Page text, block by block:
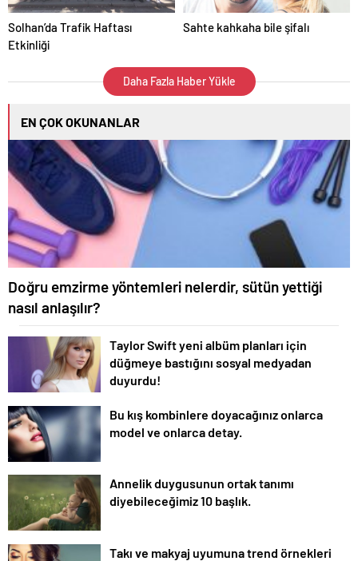
Solhan’da Trafik Haftası
Etkinliği
Sahte kahkaha bile şifalı
Daha Fazla Haber Yükle
EN ÇOK OKUNANLAR
Doğru emzirme yöntemleri nelerdir, sütün yettiği
nasıl anlaşılır?
Taylor Swift yeni albüm planları için
düğmeye bastığını sosyal medyadan
duyurdu!
Bu kış kombinlere doyacağınız onlarca
model ve onlarca detay.
Annelik duygusunun ortak tanımı
diyebileceğimiz 10 başlık.
Takı ve makyaj uyumuna trend örnekleri